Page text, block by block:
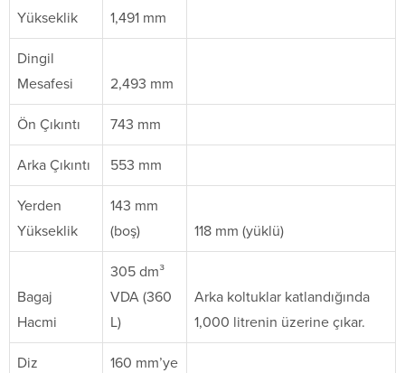
Yükseklik 1,491 mm
Dingil
Mesafesi
2,493 mm
Ön Çıkıntı 743 mm
Arka Çıkıntı 553 mm
Yerden
Yükseklik
143 mm
(boş)
118 mm (yüklü)
Bagaj
Hacmi
305 dm³
VDA (360
L)
Arka koltuklar katlandığında
1,000 litrenin üzerine çıkar.
Diz
160 mm’ye